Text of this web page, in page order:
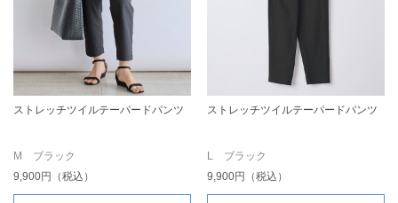
ストレッチツイルテーパードパンツ
M ブラック
9,900円（税込）
ストレッチツイルテーパードパンツ
L ブラック
9,900円（税込）